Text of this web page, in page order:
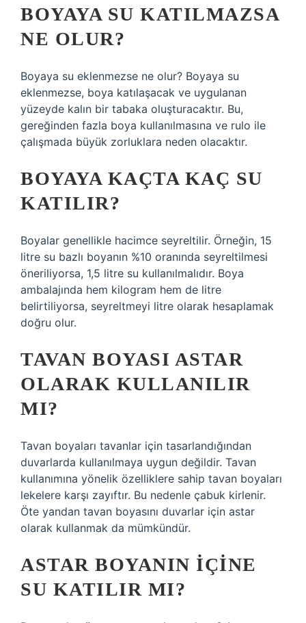
BOYAYA SU KATILMAZSA
NE OLUR?
Boyaya su eklenmezse ne olur? Boyaya su
eklenmezse, boya katılaşacak ve uygulanan
yüzeyde kalın bir tabaka oluşturacaktır. Bu,
gereğinden fazla boya kullanılmasına ve rulo ile
çalışmada büyük zorluklara neden olacaktır.
BOYAYA KAÇTA KAÇ SU
KATILIR?
Boyalar genellikle hacimce seyreltilir. Örneğin, 15
litre su bazlı boyanın %10 oranında seyreltilmesi
öneriliyorsa, 1,5 litre su kullanılmalıdır. Boya
ambalajında ​​hem kilogram hem de litre
belirtiliyorsa, seyreltmeyi litre olarak hesaplamak
doğru olur.
TAVAN BOYASI ASTAR
OLARAK KULLANILIR
MI?
Tavan boyaları tavanlar için tasarlandığından
duvarlarda kullanılmaya uygun değildir. Tavan
kullanımına yönelik özelliklere sahip tavan boyaları
lekelere karşı zayıftır. Bu nedenle çabuk kirlenir.
Öte yandan tavan boyasını duvarlar için astar
olarak kullanmak da mümkündür.
ASTAR BOYANIN IÇINE
SU KATILIR MI?